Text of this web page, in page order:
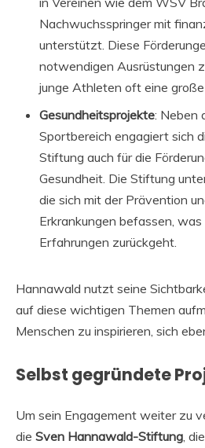
Nachwuchsspringer mit
unterstützt. Diese
notwendigen Ausrüstungen
junge Athleten oft eine
Gesundheitsprojekte: Neben
Sportbereich engagiert sich
Stiftung auch für die
Gesundheit. Die Stiftung
die sich mit der Prävention
Erkrankungen befassen,
Erfahrungen zurückgeht.
Hannawald nutzt seine
auf diese wichtigen Themen
Menschen zu inspirieren, sich
Selbst gegründete
Um sein Engagement weiter zu
die Sven Hannawald-Stiftung ,